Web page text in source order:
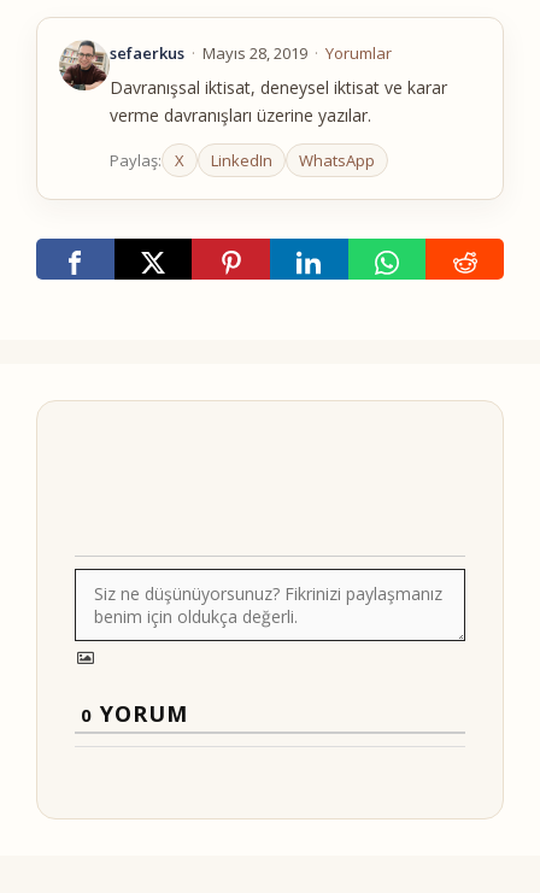
sefaerkus · Mayıs 28, 2019 · Yorumlar
Davranışsal iktisat, deneysel iktisat ve karar
verme davranışları üzerine yazılar.
Paylaş: X LinkedIn WhatsApp
0 YORUM